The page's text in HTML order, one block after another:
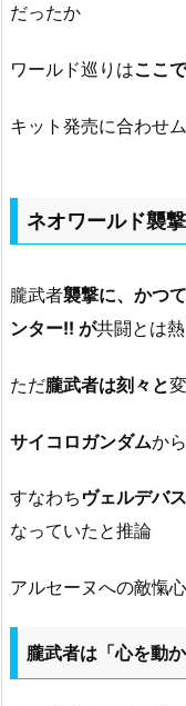
だったか
ワールド巡りはここ
キット発売に合わせ
ネオワールド襲
朧武者襲撃に、かつ
ンター!! が共闘とは
ただ朧武者は刻々と
サイコロガンダムか
すなわち ヴェルデバ
なっていたと推論
アルセーヌへの敵愾
朧武者は「心を動